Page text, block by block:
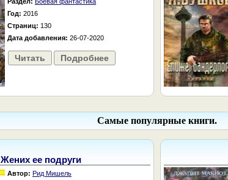
Год: 2016
Страниц: 130
Дата добавления: 26-07-2020
Читать Подробнее
Самые популярные книги.
Жених ее подруги
Автор: Рид Мишель